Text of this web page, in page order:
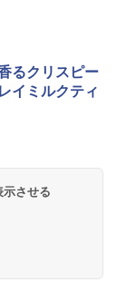
るクリスピー
イミルクティ
させる